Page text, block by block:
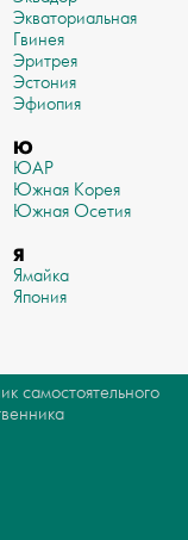
Экваториальная
Гвинея
Эритрея
Эстония
Эфиопия
Ю
ЮАР
Южная Корея
Южная Осетия
Я
Ямайка
Япония
самостоятельного